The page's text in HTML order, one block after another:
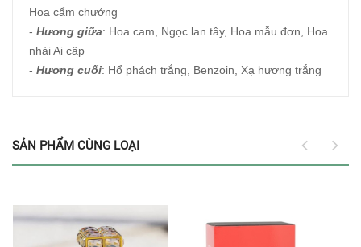
Hoa cẩm chướng
- Hương giữa: Hoa cam, Ngọc lan tây, Hoa mẫu đơn, Hoa
nhài Ai cập
- Hương cuối: Hổ phách trắng, Benzoin, Xạ hương trắng
SẢN PHẨM CÙNG LOẠI